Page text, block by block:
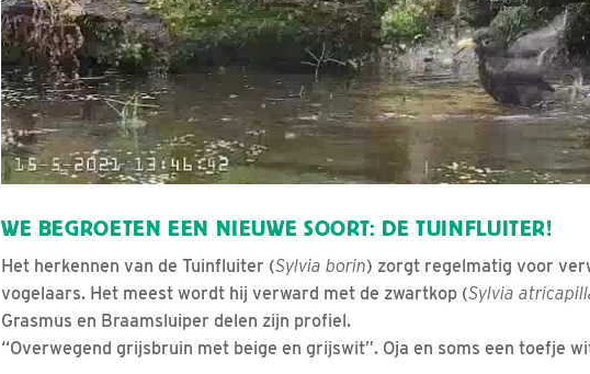
WE BEGROETEN EEN NIEUWE SOORT: DE TUINFLUITER!
Het herkennen van de Tuinfluiter (Sylvia borin) zorgt regelmatig voor
vogelaars. Het meest wordt hij verward met de zwartkop (Sylvia
Grasmus en Braamsluiper delen zijn profiel.
“Overwegend grijsbruin met beige en grijswit”. Oja en soms een toefje